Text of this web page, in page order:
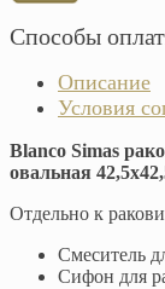
Способы
Описание
Условия
Blanco Simas
овальная
Отдельно к
Смеситель
Сифон для